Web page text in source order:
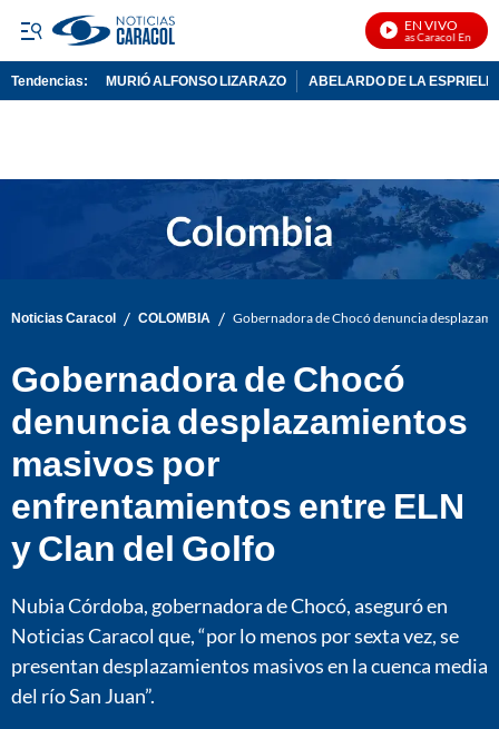
EN VIVO
Noticias Caracol En Vivo
Tendencias: MURIÓ ALFONSO LIZARAZO ABELARDO DE LA
Noticias Caracol / COLOMBIA / Gobernadora de Chocó denuncia
Gobernadora de Chocó
denuncia desplazamientos
masivos por
enfrentamientos entre ELN
y Clan del Golfo
Nubia Córdoba, gobernadora de Chocó, aseguró en
Noticias Caracol que, “por lo menos por sexta vez, se
presentan desplazamientos masivos en la cuenca media
del río San Juan”.